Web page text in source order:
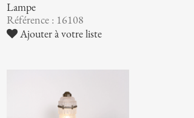
Lampe
Référence : 16108
Ajouter à votre liste